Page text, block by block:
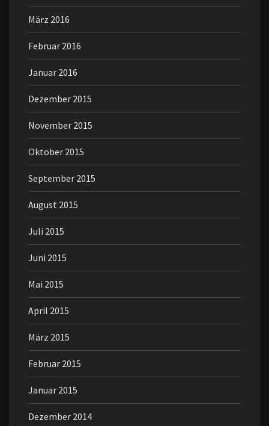
März 2016
Februar 2016
Januar 2016
Dezember 2015
November 2015
Oktober 2015
September 2015
August 2015
Juli 2015
Juni 2015
Mai 2015
April 2015
März 2015
Februar 2015
Januar 2015
Dezember 2014